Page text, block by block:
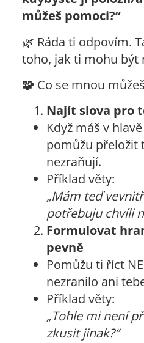
můžeš pomoci?“
🌿 Ráda ti odpovím.
toho, jak ti mohu být
🧩 Co se mnou
Najít slova pro
Když máš v
pomůžu přeložit
nezraňují.
Příklad věty:
„Mám teď
potřebuju chvíli
Formulovat
pevně
Pomůžu ti říct
nezranilo ani
Příklad věty:
„Tohle mi není
zkusit jinak?“